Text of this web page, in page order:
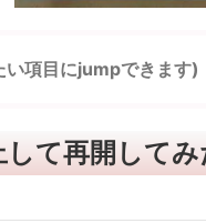
い項目にjumpできます)
て再開してみ